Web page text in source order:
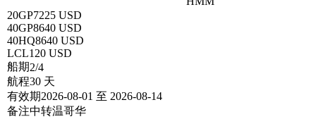
20GP7225 USD
40GP8640 USD
40HQ8640 USD
LCL120 USD
船期2/4
航程30 天
有效期2026-08-01 至 2026-08-14
备注中转温哥华